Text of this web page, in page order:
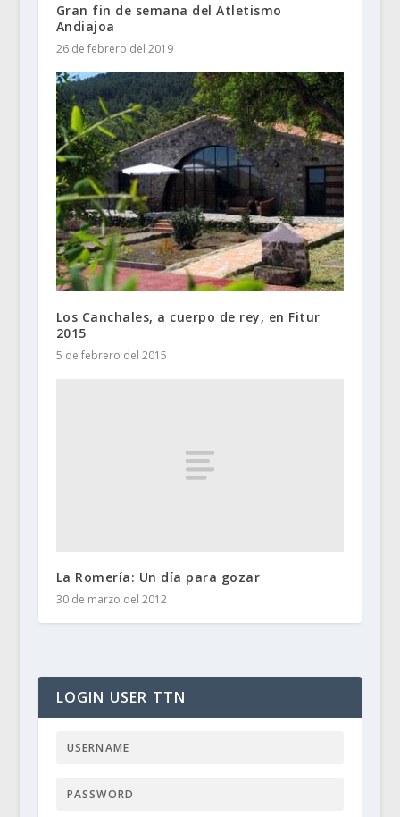
Gran fin de semana del Atletismo
Andiajoa
26 de febrero del 2019
Los Canchales, a cuerpo de rey, en Fitur
2015
5 de febrero del 2015
La Romería: Un día para gozar
30 de marzo del 2012
LOGIN USER TTN